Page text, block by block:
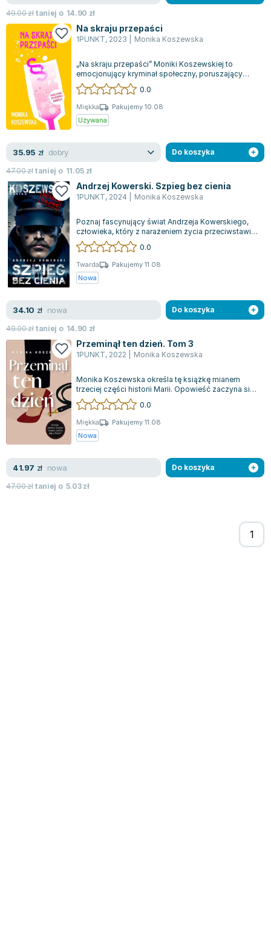
49.00złtaniej o 14.90 zł
Na skraju przepaści
1PUNKT, 2023 Monika Koszewska
„Na skraju przepaści” Moniki Koszewskiej to
emocjonujący kryminał społeczny, poruszający
delikatny problem alkoholizmu wśród kobie...
0.0
Miękka
Pakujemy 10.08
Używana
35.95 zł dobry
47.00złtaniej o 11.05 zł
Do koszyka
Andrzej Kowerski. Szpieg bez cienia
1PUNKT, 2024 Monika Koszewska
Poznaj fascynujący świat Andrzeja Kowerskiego,
człowieka, który z narażeniem życia przeciwstawiał
się największym zagrożeniom dla...
0.0
Twarda
Pakujemy 11.08
Nowa
34.10 zł nowa
49.00złtaniej o 14.90 zł
Do koszyka
Przeminął ten dzień. Tom 3
1PUNKT, 2022 Monika Koszewska
Monika Koszewska określa tę książkę mianem
trzeciej części historii Marii. Opowieść zaczyna się
na pokładzie samolotu, którym nasz...
0.0
Miękka
Pakujemy 11.08
Nowa
41.97 zł nowa
47.00złtaniej o 5.03zł
Do koszyka